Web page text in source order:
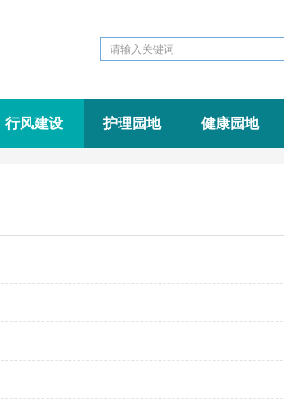
行风建设 护理园地 健康园地